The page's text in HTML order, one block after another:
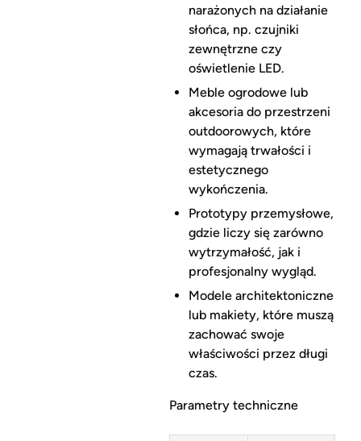
narażonych na działanie
słońca, np. czujniki
zewnętrzne czy
oświetlenie LED.
Meble ogrodowe lub
akcesoria do przestrzeni
outdoorowych, które
wymagają trwałości i
estetycznego
wykończenia.
Prototypy przemysłowe,
gdzie liczy się zarówno
wytrzymałość, jak i
profesjonalny wygląd.
Modele architektoniczne
lub makiety, które muszą
zachować swoje
właściwości przez długi
czas.
Parametry techniczne